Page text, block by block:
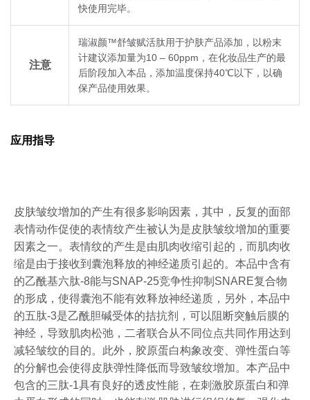
快使用完毕。
注意
瑞淑颜™舒皱赋活肽用于护肤产品添加，以粉末
计建议添加量为10 – 60ppm，在化妆品生产的最
后阶段加入本品，添加温度保持40℃以下，以确
保产品使用效果。
应用指导
皮肤皱纹增加的产生有很多影响因素，其中，反复的面部
表情动作促使的表情纹产生被认为是皮肤皱纹增加的重要
因素之一。表情纹的产生是由肌肉收缩引起的，而肌肉收
缩是由于接收到囊泡释放的神经递质引起的。本品中含有
的乙酰基六肽-8能与SNAP-25竞争性抑制SNARE复合物
的形成，使得囊泡不能有效释放神经递质，另外，本品中
的五肽-3是乙酰胆碱受体的拮抗剂，可以阻断突触后膜的
神经，导致肌肉松弛，二者联合从不同位点共同作用达到
减轻皱纹的目的。此外，胶原蛋白构象改变、弹性蛋白等
的分解也会使得皮肤弹性降低而导致皱纹增加。本产品中
包含的三肽-1具有良好的透皮性能，在刺激胶原蛋白和弹